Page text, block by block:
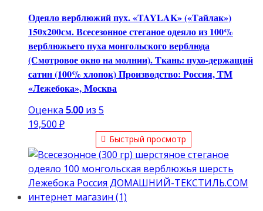
Одеяло верблюжий пух. «TAYLAK» («Тайлак»)
150х200см. Всесезонное стеганое одеяло из 100%
верблюжьего пуха монгольского верблюда
(Смотровое окно на молнии). Ткань: пухо-держащий
сатин (100% хлопок) Производство: Россия, ТМ
«Лежебока», Москва
Оценка 5.00 из 5
19,500 ₽
Быстрый просмотр